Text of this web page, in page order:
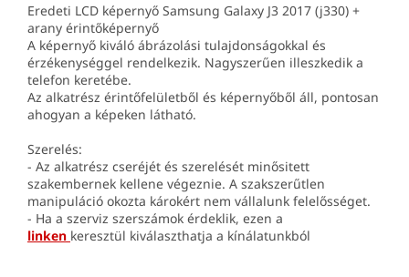
Eredeti LCD képernyő Samsung Galaxy J3 2017 (j330) +
arany érintőképernyő
A képernyő kiváló ábrázolási tulajdonságokkal és
érzékenységgel rendelkezik. Nagyszerűen illeszkedik a
telefon keretébe.
Az alkatrész érintőfelületből és képernyőből áll, pontosan
ahogyan a képeken látható.
Szerelés:
- Az alkatrész cseréjét és szerelését minősitett
szakembernek kellene végeznie. A szakszerűtlen
manipuláció okozta károkért nem vállalunk felelősséget.
- Ha a szerviz szerszámok érdeklik, ezen a
linken keresztül kiválaszthatja a kínálatunkból